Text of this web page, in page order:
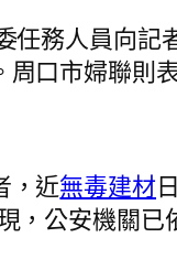
務人員向記
口市婦聯則
，近無毒建材
，公安機關